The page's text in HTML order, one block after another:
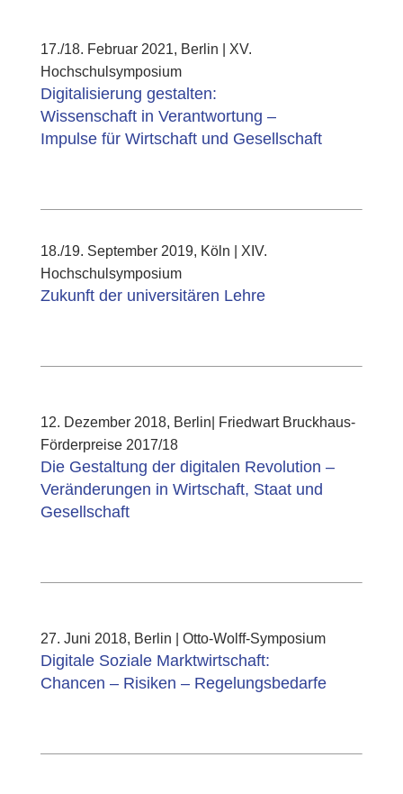
17./18. Februar 2021, Berlin | XV.
Hochschulsymposium
Digitalisierung gestalten:
Wissenschaft in Verantwortung –
Impulse für Wirtschaft und Gesellschaft
18./19. September 2019, Köln | XIV.
Hochschulsymposium
Zukunft der universitären Lehre
12. Dezember 2018, Berlin| Friedwart Bruckhaus-
Förderpreise 2017/18
Die Gestaltung der digitalen Revolution –
Veränderungen in Wirtschaft, Staat und
Gesellschaft
27. Juni 2018, Berlin | Otto-Wolff-Symposium
Digitale Soziale Marktwirtschaft:
Chancen – Risiken – Regelungsbedarfe